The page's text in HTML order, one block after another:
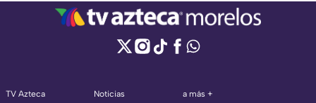
TV Azteca
Noticias
a más +